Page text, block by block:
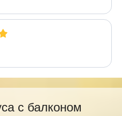
с балконом